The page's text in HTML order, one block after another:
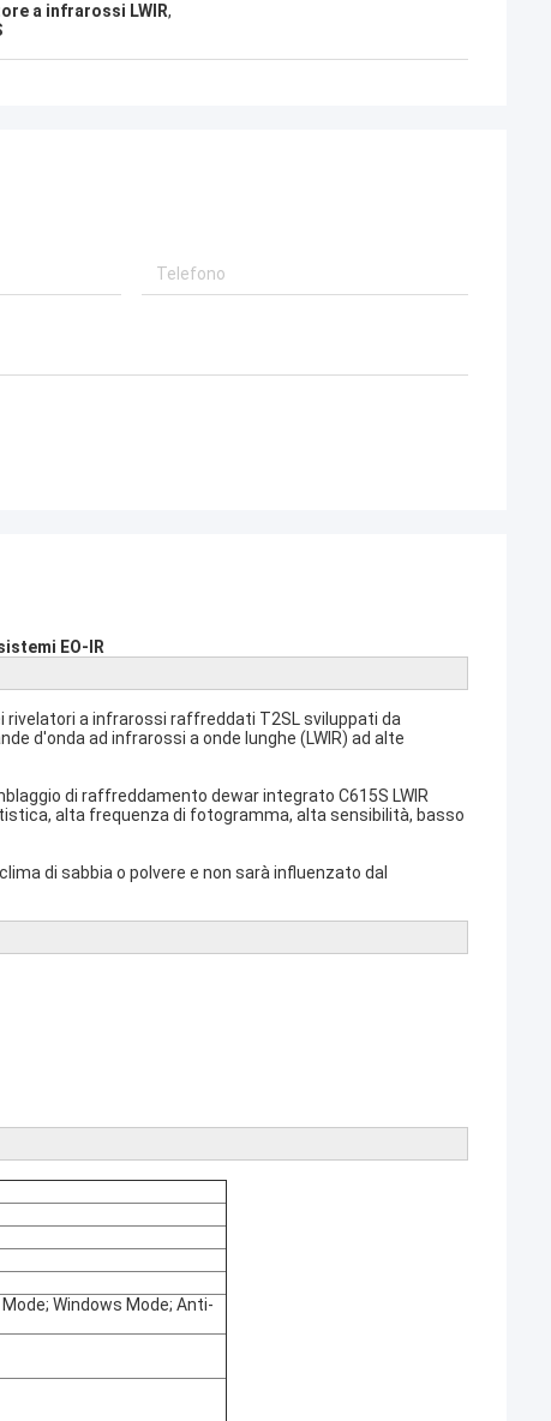
a infrarossi LWIR,
EO-IR
rivelatori a infrarossi raffreddati T2SL sviluppati da
d'onda ad infrarossi a onde lunghe (LWIR) ad alte
di raffreddamento dewar integrato C615S LWIR
alta frequenza di fotogramma, alta sensibilità, basso
di sabbia o polvere e non sarà influenzato dal
Windows Mode; Anti-